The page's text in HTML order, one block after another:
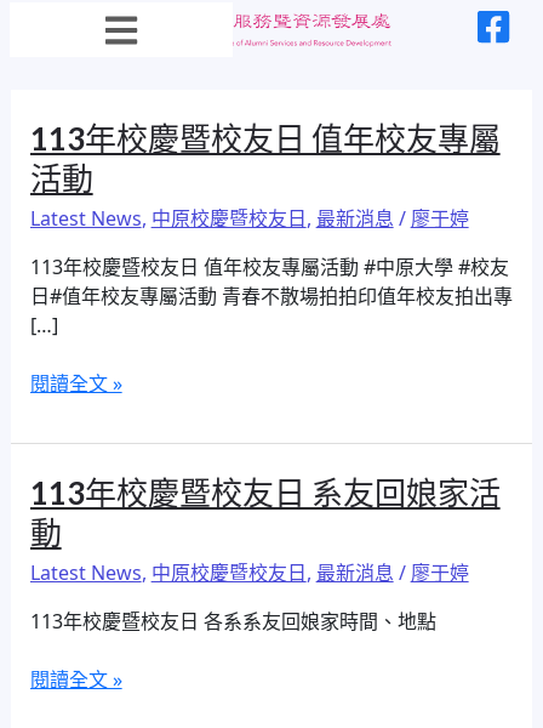
113年校慶暨校友日 值年校友專屬
活動
Latest News, 中原校慶暨校友日, 最新消息 / 廖于婷
113年校慶暨校友日 值年校友專屬活動 #中原大學 #校友
日#值年校友專屬活動 青春不散場拍拍印值年校友拍出專
[…]
113
年
校
慶
校
友
日
年
友
專
屬
活
動
閱讀全文 »
113年校慶暨校友日 系友回娘家活
動
Latest News, 中原校慶暨校友日, 最新消息 / 廖于婷
113年校慶暨校友日 各系系友回娘家時間、地點
113
年
校
慶
校
日
閱讀全文 »